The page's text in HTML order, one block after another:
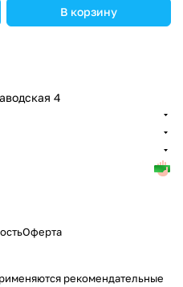
В корзину
4
Оферта
рекомендательные